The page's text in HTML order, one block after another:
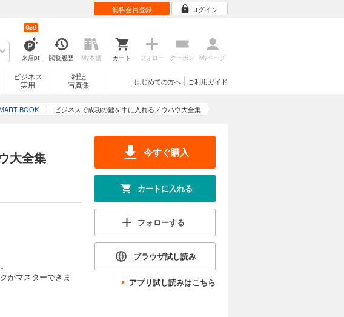
無料会員登録 ログイン
来店pt
Get!
閲覧履歴 My本棚 カート フォロー クーポン Myページ
ビジネス
実用
雑誌
写真集
ご利用ガイド
はじめての方へ
BOOK ビジネスで成功の鍵を手に入れるノウハウ大全集
大全集
がマスターできま
今すぐ購入
カートに入れる
フォローする
ブラウザ試し読み
アプリ試し読みはこちら